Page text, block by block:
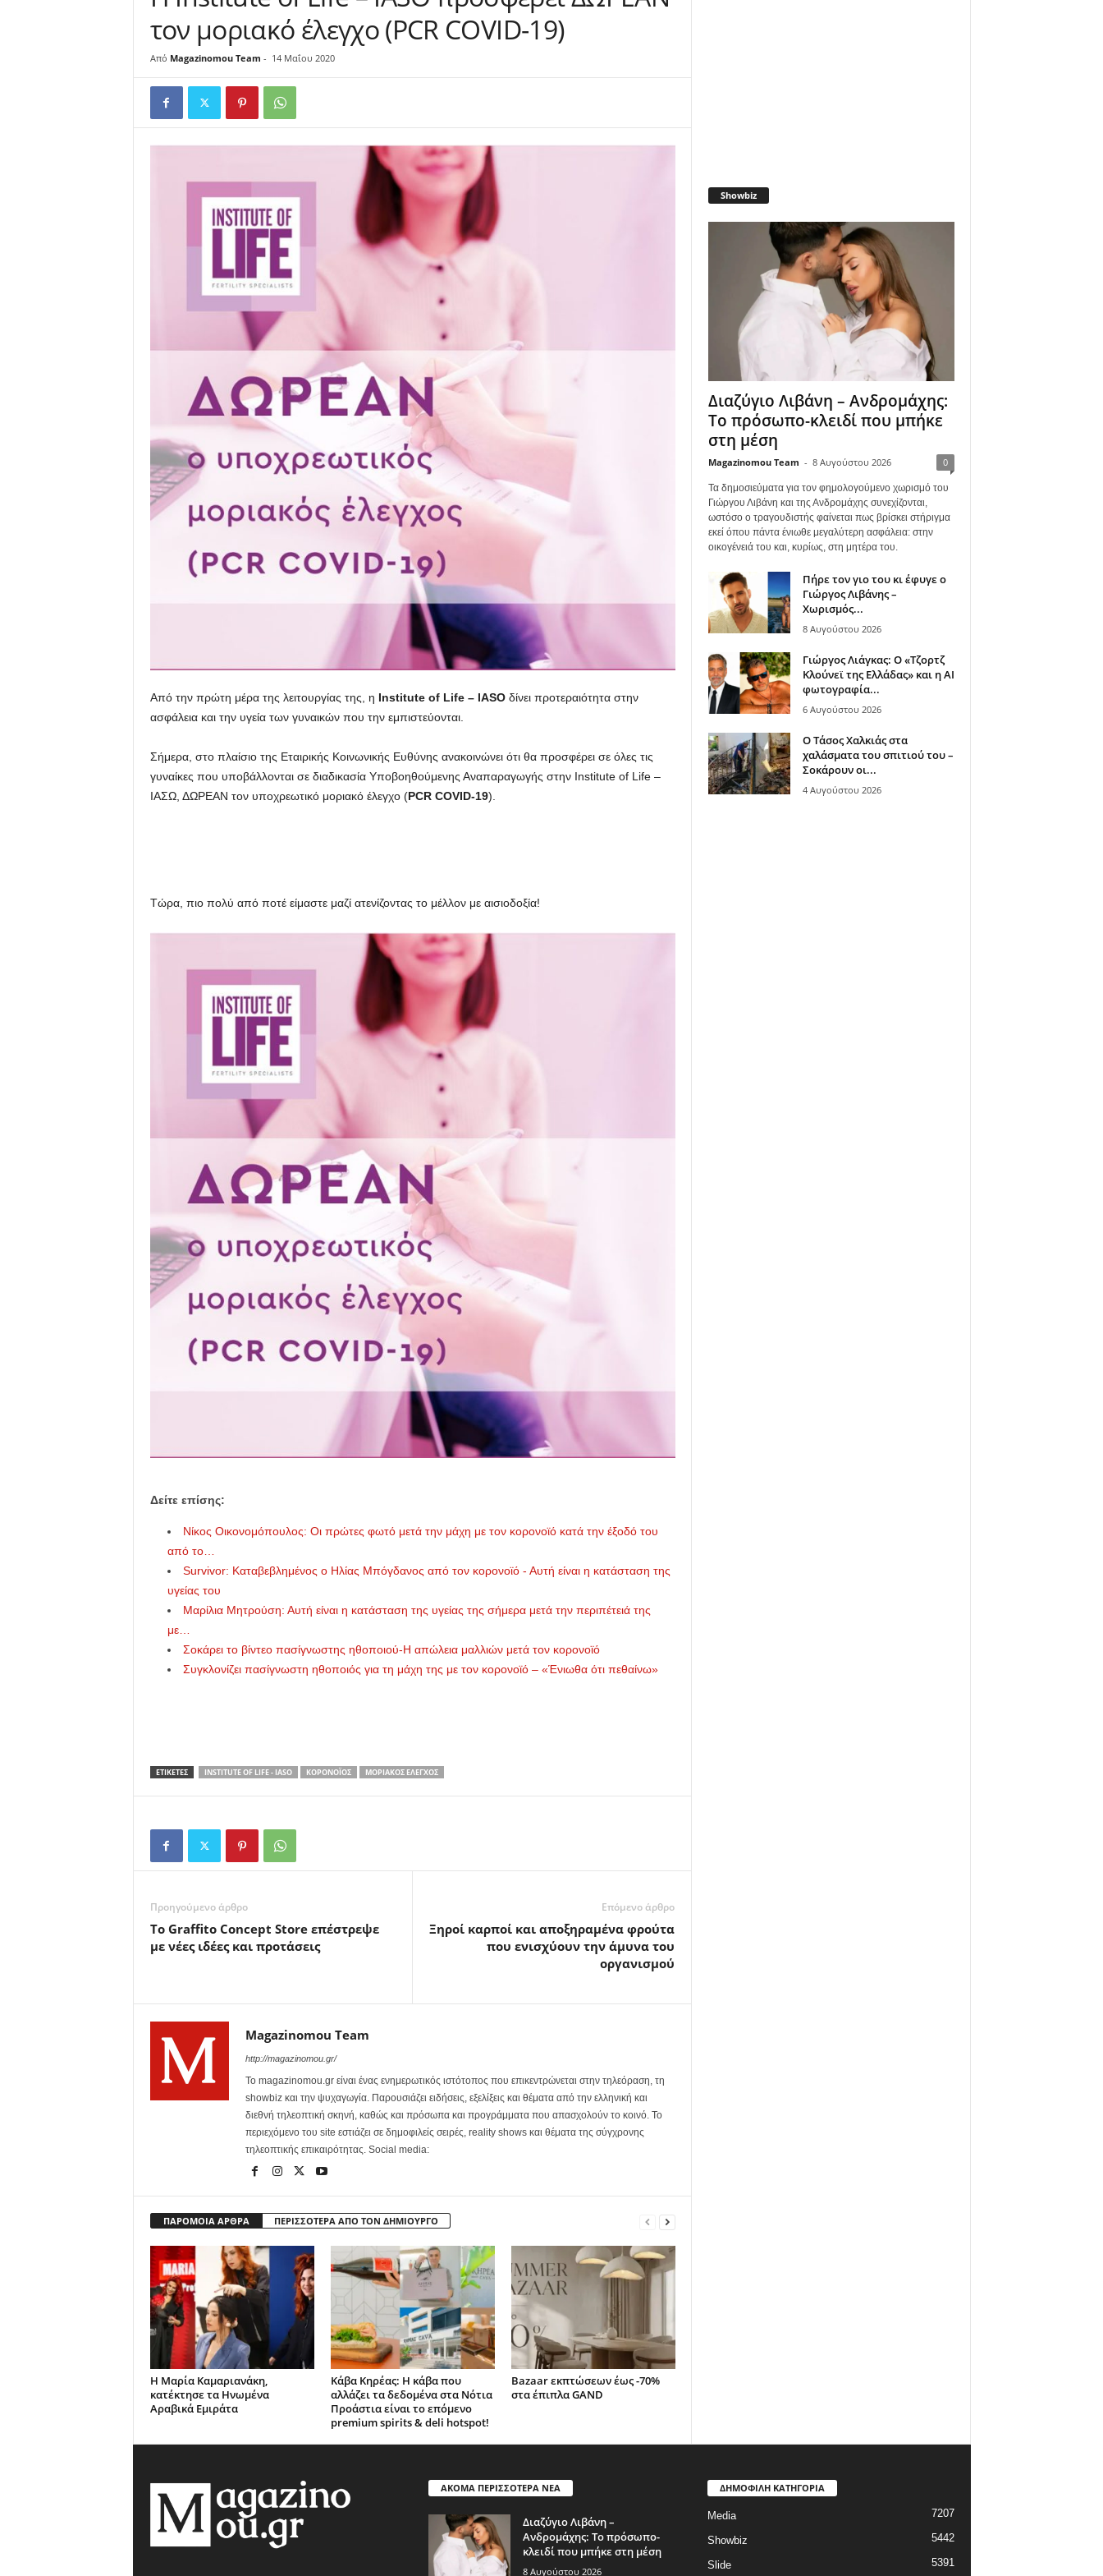
u
τον μοριακό έλεγχο (PCR COVID-19)
Από Magazinomou Team - 14 Μαΐου 2020
Από την πρώτη μέρα της λειτουργίας της, η Institute of Life – IASOδίνει προτεραιότητα στην
ασφάλεια και την υγεία των γυναικών που την εμπιστεύονται.
Σήμερα, στο πλαίσιο της Eταιρικής Κοινωνικής Ευθύνης ανακοινώνει ότι θα προσφέρει σε όλες τις
γυναίκες που υποβάλλονται σε διαδικασία Υποβοηθούμενης Αναπαραγωγής στην Institute of Life –
ΙΑΣΩ, ΔΩΡΕΑΝ τον υποχρεωτικό μοριακό έλεγχο (PCR COVID-19).
Τώρα, πιο πολύ από ποτέ είμαστε μαζί ατενίζοντας το μέλλον με αισιοδοξία!
Δείτε επίσης:
Νίκος Οικονομόπουλος: Οι πρώτες φωτό μετά την μάχη με τον κορονοϊό κατά την έξοδό του
από το…
Survivor: Καταβεβλημένος ο Ηλίας Μπόγδανος από τον κορονοϊό - Αυτή είναι η κατάσταση της
υγείας του
Μαρίλια Μητρούση: Αυτή είναι η κατάσταση της υγείας της σήμερα μετά την περιπέτειά της
με…
Σοκάρει το βίντεο πασίγνωστης ηθοποιού-Η απώλεια μαλλιών μετά τον κορονοϊό
Συγκλονίζει πασίγνωστη ηθοποιός για τη μάχη της με τον κορονοϊό – «Ένιωθα ότι πεθαίνω»
ΕΤΙΚΕΤΕΣ INSTITUTE OF LIFE - IASO ΚΟΡΟΝΟΪΌΣ ΜΟΡΙΑΚΌΣ ΈΛΕΓΧΟΣ
Προηγούμενο άρθρο
Το Graffito Concept Store επέστρεψε
με νέες ιδέες και προτάσεις
Επόμενο άρθρο
Ξηροί καρποί και αποξηραμένα φρούτα
που ενισχύουν την άμυνα του
οργανισμού
Magazinomou Team
http://magazinomou.gr/
Το magazinomou.gr είναι ένας ενημερωτικός ιστότοπος που επικεντρώνεται στην τηλεόραση, τη
showbiz και την ψυχαγωγία. Παρουσιάζει ειδήσεις, εξελίξεις και θέματα από την ελληνική και
διεθνή τηλεοπτική σκηνή, καθώς και πρόσωπα και προγράμματα που απασχολούν το κοινό. Το
περιεχόμενο του site εστιάζει σε δημοφιλείς σειρές, reality shows και θέματα της σύγχρονης
τηλεοπτικής επικαιρότητας. Social media:
ΠΑΡΟΜΟΙΑ ΑΡΘΡΑ ΠΕΡΙΣΣΟΤΕΡΑ ΑΠΟ ΤΟΝ ΔΗΜΙΟΥΡΓΟ
Η Μαρία Καμαριανάκη,
κατέκτησε τα Ηνωμένα
Αραβικά Εμιράτα
Κάβα Κηρέας: Η κάβα που
αλλάζει τα δεδομένα στα Νότια
Προάστια είναι το επόμενο
premium spirits & deli hotspot!
Bazaar εκπτώσεων έως -70%
στα έπιπλα GAND
Showbiz
Διαζύγιο Λιβάνη – Ανδρομάχης:
Το πρόσωπο-κλειδί που μπήκε
στη μέση
Magazinomou Team - 8 Αυγούστου 2026 0
Τα δημοσιεύματα για τον φημολογούμενο χωρισμό του
Γιώργου Λιβάνη και της Ανδρομάχης συνεχίζονται,
ωστόσο ο τραγουδιστής φαίνεται πως βρίσκει στήριγμα
εκεί όπου πάντα ένιωθε μεγαλύτερη ασφάλεια: στην
οικογένειά του και, κυρίως, στη μητέρα του.
Πήρε τον γιο του κι έφυγε ο
Γιώργος Λιβάνης –
Χωρισμός...
8 Αυγούστου 2026
Γιώργος Λιάγκας: Ο «Τζορτζ
Κλούνεϊ της Ελλάδας» και η AI
φωτογραφία...
6 Αυγούστου 2026
Ο Τάσος Χαλκιάς στα
χαλάσματα του σπιτιού του –
Σοκάρουν οι...
4 Αυγούστου 2026
ΑΚΟΜΑ ΠΕΡΙΣΣΟΤΕΡΑ ΝΕΑ
Διαζύγιο Λιβάνη –
Ανδρομάχης: Το πρόσωπο-
κλειδί που μπήκε στη μέση
8 Αυγούστου 2026
ΔΗΜΟΦΙΛΗ ΚΑΤΗΓΟΡΙΑ
Media 7207
Showbiz 5442
Slide 5391